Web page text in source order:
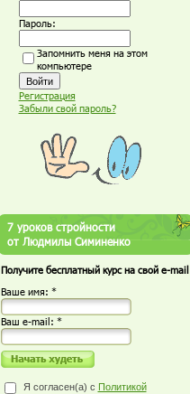
Пароль:
Запомнить меня на этом
компьютере
Регистрация
Забыли свой пароль?
7 уроков стройности
от Людмилы Симиненко
Получите бесплатный курс на свой e-mail
Ваше имя: *
Ваш е-mail: *
Я согласен(а) с Политикой